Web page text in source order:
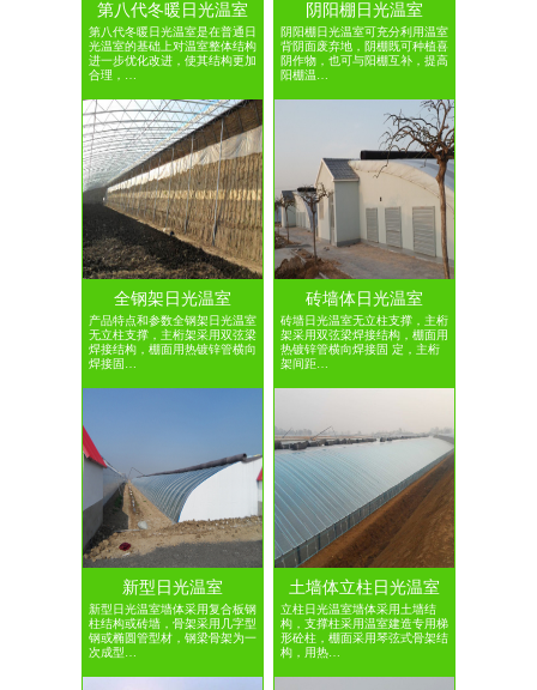
第八代冬暖日光温室
第八代冬暖日光温室是在普通日
光温室的基础上对温室整体结构
进一步优化改进，使其结构更加
合理，…
阴阳棚日光温室
阴阳棚日光温室可充分利用温室
背阴面废弃地，阴棚既可种植喜
阴作物，也可与阳棚互补，提高
阳棚温…
全钢架日光温室
产品特点和参数全钢架日光温室
无立柱支撑，主桁架采用双弦梁
焊接结构，棚面用热镀锌管横向
焊接固…
砖墙体日光温室
砖墙日光温室无立柱支撑，主桁
架采用双弦梁焊接结构，棚面用
热镀锌管横向焊接固 定，主桁
架间距…
新型日光温室
新型日光温室墙体采用复合板钢
柱结构或砖墙，骨架采用几字型
钢或椭圆管型材，钢梁骨架为一
次成型…
土墙体立柱日光温室
立柱日光温室墙体采用土墙结
构，支撑柱采用温室建造专用梯
形砼柱，棚面采用琴弦式骨架结
构，用热…